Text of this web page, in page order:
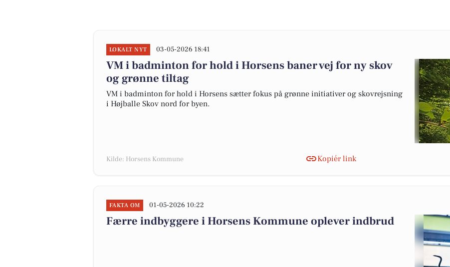
LOKALT NYT 03-05-2026 18:41
VM i badminton for hold i Horsens baner vej for ny skov
og grønne tiltag
VM i badminton for hold i Horsens sætter fokus på grønne initiativer og skovrejsning
i Højballe Skov nord for byen.
Kilde: Horsens Kommune Kopiér link
FAKTA OM 01-05-2026 10:22
Færre indbyggere i Horsens Kommune oplever indbrud